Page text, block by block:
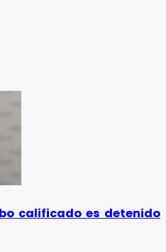
calificado es detenido